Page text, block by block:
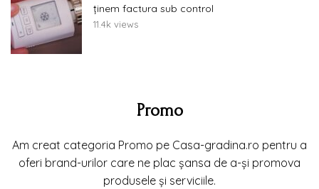
ținem factura sub control
11.4k views
Promo
Am creat categoria Promo pe Casa-gradina.ro pentru a
oferi brand-urilor care ne plac șansa de a-și promova
produsele și serviciile.